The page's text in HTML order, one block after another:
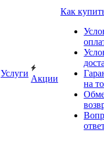
Услуги
Акции
Как
на